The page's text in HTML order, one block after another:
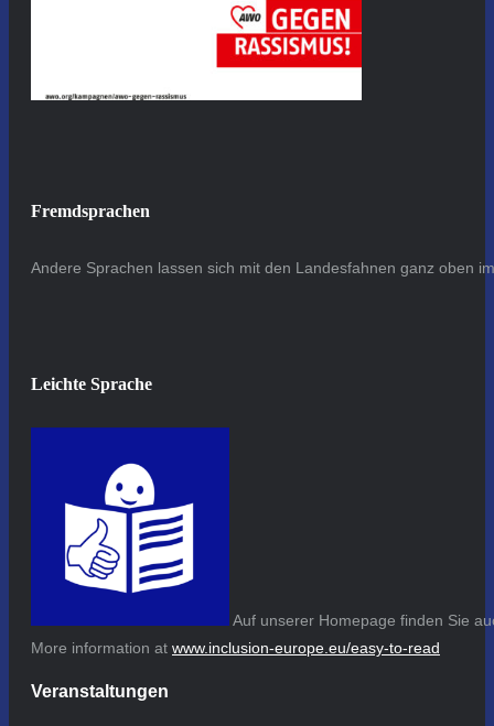
Fremdsprachen
Andere Sprachen lassen sich mit den Landesfahnen ganz oben
Leichte Sprache
Auf unserer Homepage finden Sie
More information at www.inclusion-europe.eu/easy-to-read
Veranstaltungen